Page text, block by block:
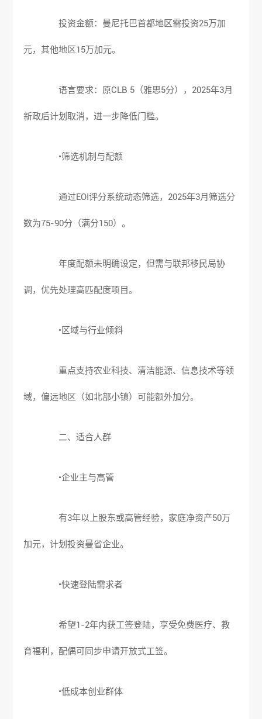
投资金额：曼尼托巴首都地区需投资25万加
元，其他地区15万加元。
语言要求：原CLB 5（雅思5分），2025年3月
新政后计划取消，进一步降低门槛。
•筛选机制与配额
通过EOI评分系统动态筛选，2025年3月筛选分
数为75-90分（满分150）。
年度配额未明确设定，但需与联邦移民局协
调，优先处理高匹配度项目。
•区域与行业倾斜
重点支持农业科技、清洁能源、信息技术等领
域，偏远地区（如北部小镇）可能额外加分。
二、适合人群
•企业主与高管
有3年以上股东或高管经验，家庭净资产50万
加元，计划投资曼省企业。
•快速登陆需求者
希望1-2年内获工签登陆，享受免费医疗、教
育福利，配偶可同步申请开放式工签。
•低成本创业群体